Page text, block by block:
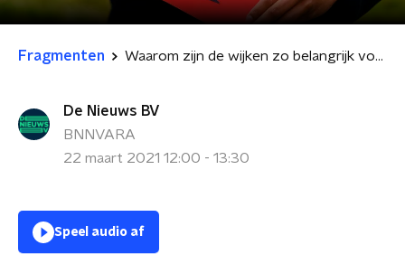
Fragmenten Waarom zijn de wijken zo belangrijk voor de Molukse gemeenschap?
De Nieuws BV
BNNVARA
22 maart 2021 12:00 - 13:30
Speel audio af